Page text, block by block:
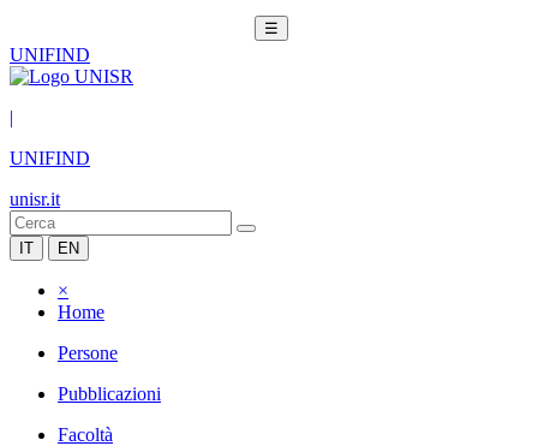
☰
UNIFIND
|
UNIFIND
unisr.it
IT EN
×
Home
Persone
Pubblicazioni
Facoltà